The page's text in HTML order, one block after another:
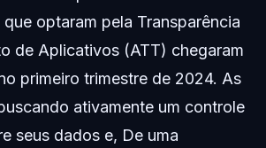
que optaram pela Transparência
de Aplicativos (ATT) chegaram
primeiro trimestre de 2024. As
ativamente um controle
seus dados e, De uma